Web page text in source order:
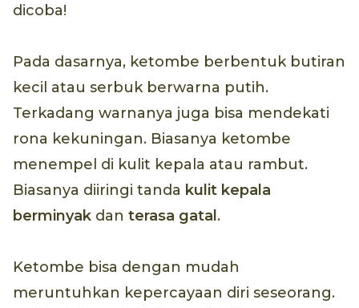
dicoba!
Pada dasarnya, ketombe berbentuk butiran
kecil atau serbuk berwarna putih.
Terkadang warnanya juga bisa mendekati
rona kekuningan. Biasanya ketombe
menempel di kulit kepala atau rambut.
Biasanya diiringi tanda kulit kepala
berminyak dan terasa gatal.
Ketombe bisa dengan mudah
meruntuhkan kepercayaan diri seseorang.